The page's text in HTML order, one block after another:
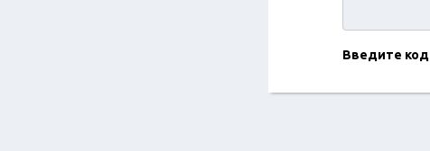
Введите код